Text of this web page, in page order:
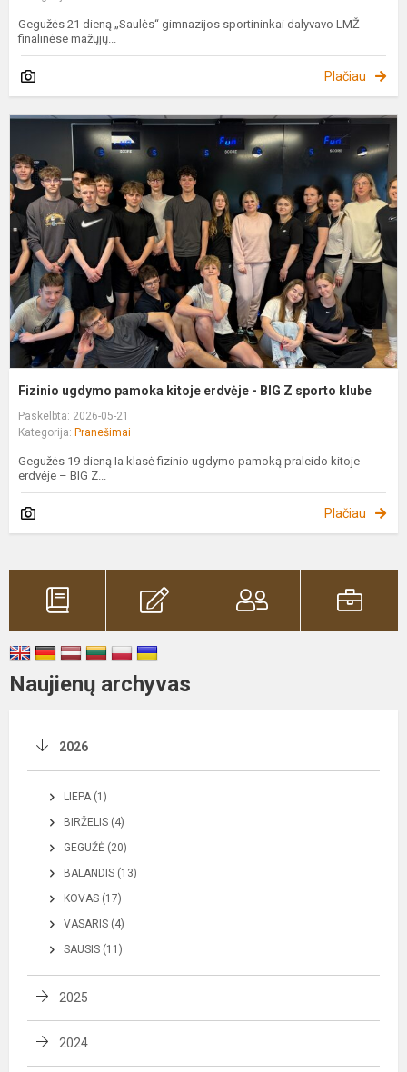
Gegužės 21 dieną „Saulės“ gimnazijos sportininkai dalyvavo LMŽ
finalinėse mažųjų...
Plačiau
Fizinio ugdymo pamoka kitoje erdvėje - BIG Z sporto klube
Paskelbta: 2026-05-21
Kategorija: Pranešimai
Gegužės 19 dieną Ia klasė fizinio ugdymo pamoką praleido kitoje
erdvėje – BIG Z...
Plačiau
Naujienų archyvas
2026
LIEPA (1)
BIRŽELIS (4)
GEGUŽĖ (20)
BALANDIS (13)
KOVAS (17)
VASARIS (4)
SAUSIS (11)
2025
2024